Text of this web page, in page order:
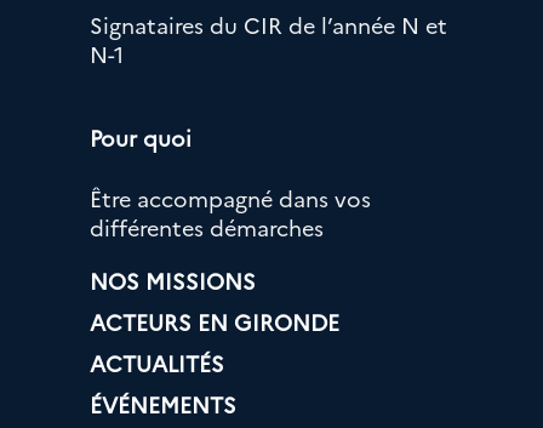
Signataires du CIR de l’année N et
N-1
Pour quoi
Être accompagné dans vos
différentes démarches
NOS MISSIONS
ACTEURS EN GIRONDE
ACTUALITÉS
ÉVÉNEMENTS